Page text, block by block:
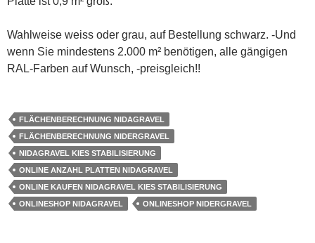
Wahlweise weiss oder grau, auf Bestellung schwarz. -Und
wenn Sie mindestens 2.000 m² benötigen, alle gängigen
RAL-Farben auf Wunsch, -preisgleich!!
FLÄCHENBERECHNUNG NIDAGRAVEL
FLÄCHENBERECHNUNG NIDERGRAVEL
NIDAGRAVEL KIES STABILISIERUNG
ONLINE ANZAHL PLATTEN NIDAGRAVEL
ONLINE KAUFEN NIDAGRAVEL KIES STABILISIERUNG
ONLINESHOP NIDAGRAVEL
ONLINESHOP NIDERGRAVEL